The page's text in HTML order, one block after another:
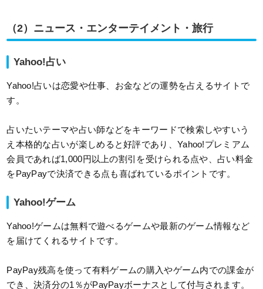
（2）ニュース・エンターテイメント・旅行
Yahoo!占い
Yahoo!占いは恋愛や仕事、お金などの運勢を占えるサイトで
す。
占いたいテーマや占い師などをキーワードで検索しやすいう
え本格的な占いが楽しめると好評であり、Yahoo!プレミアム
会員であれば1,000円以上の割引を受けられる点や、占い料金
をPayPayで決済できる点も喜ばれているポイントです。
Yahoo!ゲーム
Yahoo!ゲームは無料で遊べるゲームや最新のゲーム情報など
を届けてくれるサイトです。
PayPay残高を使って有料ゲームの購入やゲーム内での課金が
でき、決済分の1％がPayPayボーナスとして付与されます。